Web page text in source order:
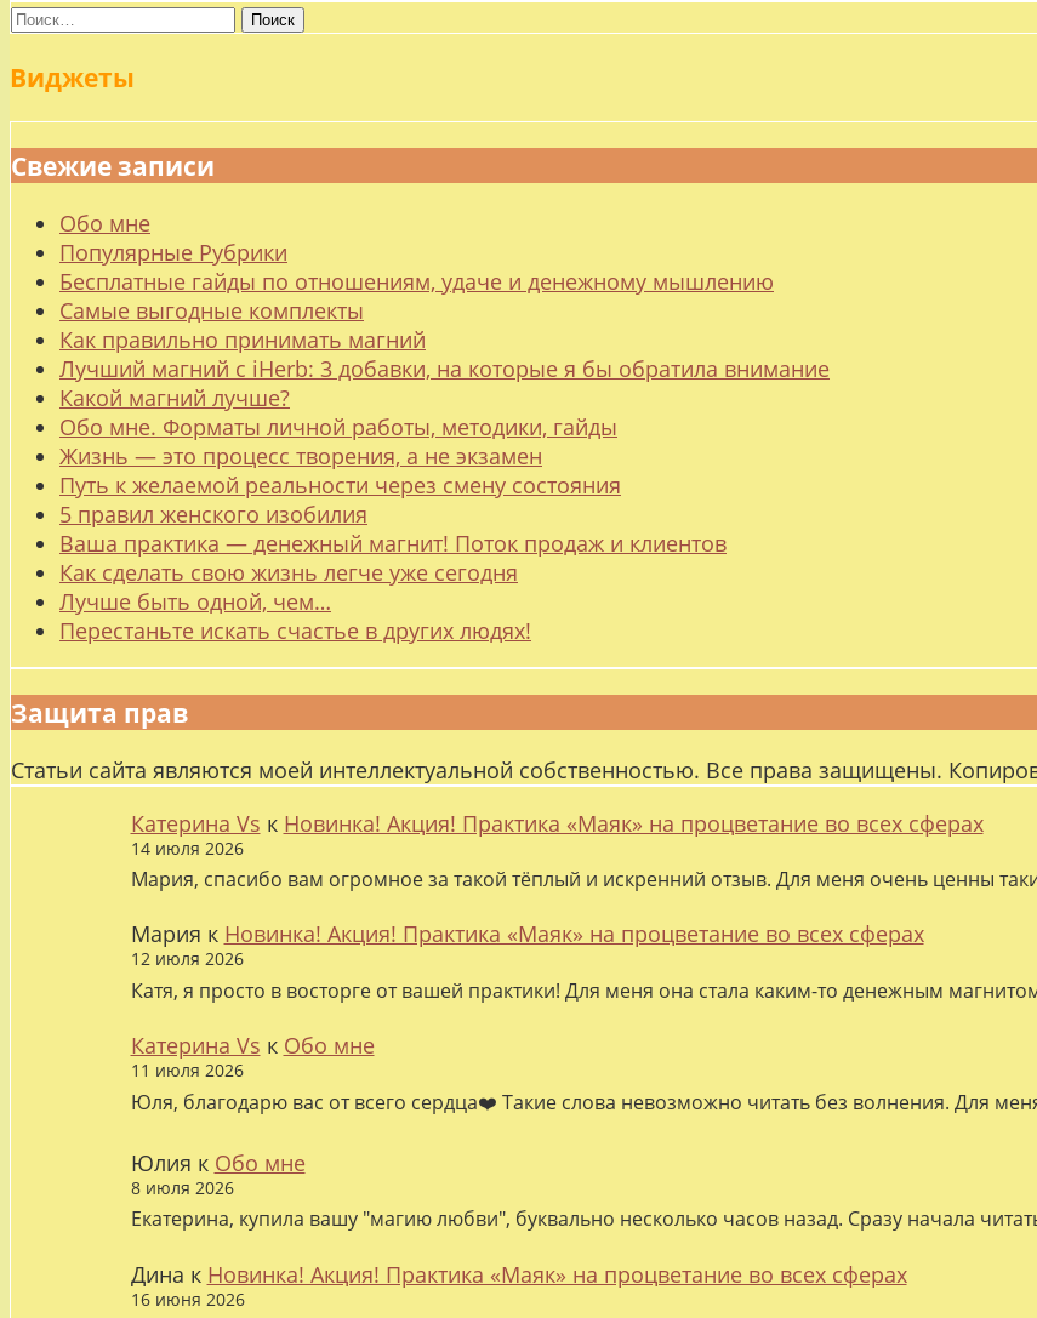
Найти:
Виджеты
Свежие записи
Обо мне
Популярные Рубрики
Бесплатные гайды по отношениям, удаче и денежному мышлению
Самые выгодные комплекты
Как правильно принимать магний
Лучший магний с iHerb: 3 добавки, на которые я бы обратила внимание
Какой магний лучше?
Обо мне. Форматы личной работы, методики, гайды
Жизнь — это процесс творения, а не экзамен
Путь к желаемой реальности через смену состояния
5 правил женского изобилия
Ваша практика — денежный магнит! Поток продаж и клиентов
Как сделать свою жизнь легче уже сегодня
Лучше быть одной, чем…
Перестаньте искать счастье в других людях!
Защита прав
Статьи сайта являются моей интеллектуальной собственностью. Все права защищены.
Катерина Vs к Новинка! Акция! Практика «Маяк» на процветание во всех сферах
14 июля 2026
Мария, спасибо вам огромное за такой тёплый и искренний отзыв. Для меня очень ценны
Мария к Новинка! Акция! Практика «Маяк» на процветание во всех сферах
12 июля 2026
Катя, я просто в восторге от вашей практики! Для меня она стала каким-то денежным
Катерина Vs к Обо мне
11 июля 2026
Юля, благодарю вас от всего сердца❤️ Такие слова невозможно читать без волнения. Для
Юлия к Обо мне
8 июля 2026
Екатерина, купила вашу "магию любви", буквально несколько часов назад. Сразу начала
Дина к Новинка! Акция! Практика «Маяк» на процветание во всех сферах
16 июня 2026